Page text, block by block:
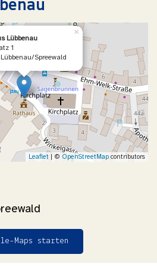
Lübbenau
1
Spreewald
×
Leaflet| © OpenStreetMap contributors
Maps starten